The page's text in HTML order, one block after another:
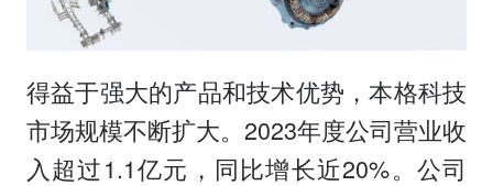
得益于强大的产品和技术优势，本格科技
市场规模不断扩大。2023年度公司营业收
入超过1.1亿元，同比增长近20%。公司